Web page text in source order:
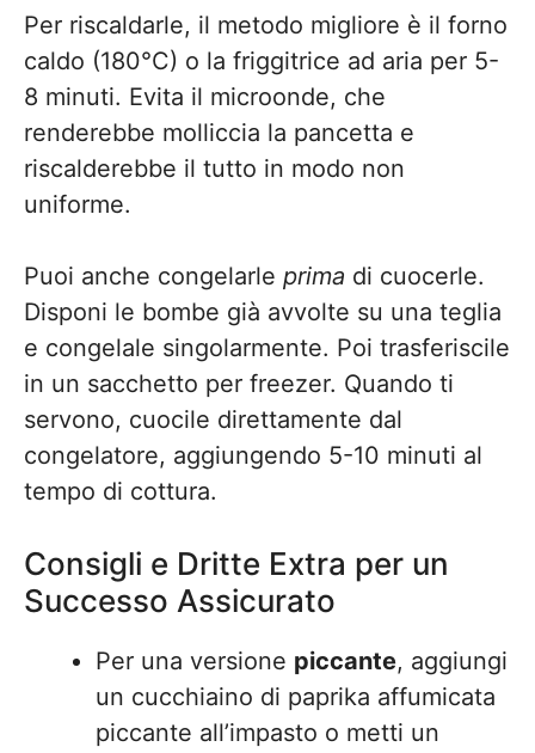
Per riscaldarle, il metodo migliore è il forno
caldo (180°C) o la friggitrice ad aria per 5-
8 minuti. Evita il microonde, che
renderebbe molliccia la pancetta e
riscalderebbe il tutto in modo non
uniforme.
Puoi anche congelarle prima di cuocerle.
Disponi le bombe già avvolte su una teglia
e congelale singolarmente. Poi trasferiscile
in un sacchetto per freezer. Quando ti
servono, cuocile direttamente dal
congelatore, aggiungendo 5-10 minuti al
tempo di cottura.
Consigli e Dritte Extra per un
Successo Assicurato
Per una versione piccante, aggiungi
un cucchiaino di paprika affumicata
piccante all’impasto o metti un